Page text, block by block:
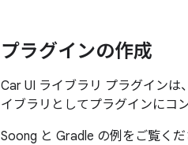
プラグインの作成
Car UI ライブラリ プラグインは
イブラリとしてプラグインにコ
Soong と Gradle の例をご覧くだ